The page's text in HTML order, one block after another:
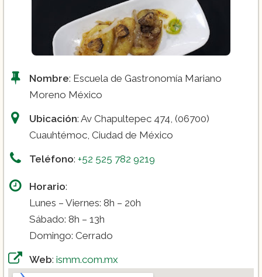
Nombre: Escuela de Gastronomía Mariano
Moreno México
Ubicación: Av Chapultepec 474, (06700)
Cuauhtémoc, Ciudad de México
Teléfono: +52 525 782 9219
Horario:
Lunes – Viernes: 8h – 20h
Sábado: 8h – 13h
Domingo: Cerrado
Web: ismm.com.mx